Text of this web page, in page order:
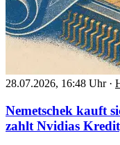
28.07.2026, 16:48 Uhr ·
Nemetschek kauft
zahlt Nvidias